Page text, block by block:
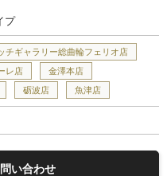
プ
チギャラリー総曲輪フェリオ店
レ店
金澤本店
砺波店 魚津店
い合わせ